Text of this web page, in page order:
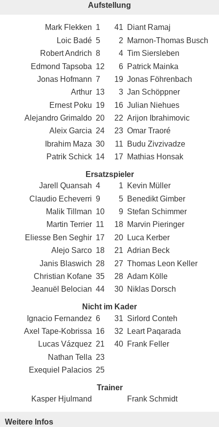
Aufstellung
Mark Flekken 1 41 Diant Ramaj
Loic Badé 5 2
Marnon-Thomas Busch
Robert Andrich 8 4 Tim Siersleben
Edmond Tapsoba 12 6 Patrick Mainka
Jonas Hofmann 7 19 Jonas Föhrenbach
Arthur 13 3 Jan Schöppner
Ernest Poku 19 16 Julian Niehues
Alejandro Grimaldo 20 22 Arijon Ibrahimovic
Aleix Garcia 24 23 Omar Traoré
Ibrahim Maza 30 11
Budu Zivzivadze
Patrik Schick 14 17 Mathias Honsak
Ersatzspieler
Jarell Quansah 4 1
Kevin Müller
Claudio Echeverri 9 5 Benedikt Gimber
Malik Tillman 10 9 Stefan Schimmer
Martin Terrier 11 18 Marvin Pieringer
Eliesse Ben Seghir 17 20
Luca Kerber
Alejo Sarco 18 21 Adrian Beck
Janis Blaswich 28 27 Thomas Leon Keller
Christian Kofane 35 28 Adam Kölle
Jeanuël Belocian 44 30 Niklas Dorsch
Nicht im Kader
Ignacio Fernandez 6 31 Sirlord Conteh
Axel Tape-Kobrissa 16 32
Leart Paqarada
Lucas Vázquez 21 40 Frank Feller
Nathan Tella 23
Exequiel Palacios 25
Trainer
Kasper Hjulmand
Frank Schmidt
Weitere Infos